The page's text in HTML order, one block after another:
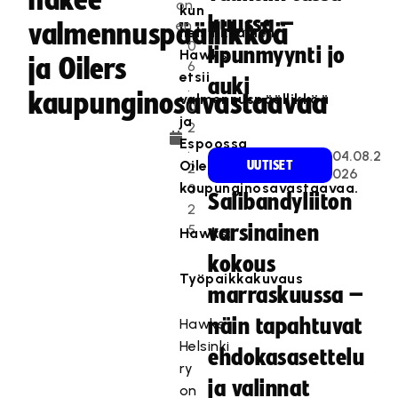
valmennuspäällikköä
ja Oilers
kaupunginosavastaavaa
on
en
0
6
.
0
2
.
2
0
2
5
kun
helsinkiläinen
Hawks
etsii
valmennuspäällikköä
ja
Espoossa
Oilers
kaupunginosavastaavaa.
Hawks:
Työpaikkakuvaus
Hawks
Helsinki
ry
on
kuussa –
lipunmyynti jo
auki
UUTISET
04.08.2
026
Salibandyliiton
varsinainen
kokous
marraskuussa –
näin tapahtuvat
ehdokasasettelu
ja valinnat